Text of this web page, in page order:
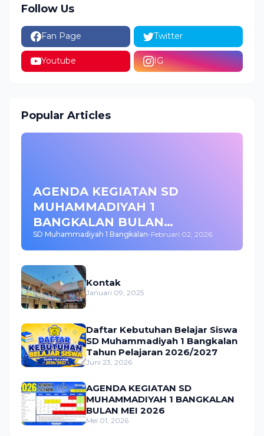
Follow Us
Fan Page Twitter
Youtube IG
Popular Articles
AGENDA KEGIATAN SD
MUHAMMADIYAH 1
BANGKALAN BULAN
FEBRUARI 2026
SD Muhammadiyah 1 Bangkalan-Februari 02, 2026
Kontak
Januari 09, 2025
Daftar Kebutuhan Belajar Siswa
SD Muhammadiyah 1 Bangkalan
Tahun Pelajaran 2026/2027
Juni 23, 2026
AGENDA KEGIATAN SD
MUHAMMADIYAH 1 BANGKALAN
BULAN MEI 2026
Mei 01, 2026